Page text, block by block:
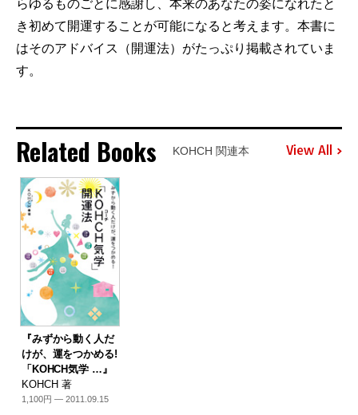
らゆるものごとに感謝し、本来のあなたの姿になれたと
き初めて開運することが可能になると考えます。本書に
はそのアドバイス（開運法）がたっぷり掲載されていま
す。
Related Books KOHCH 関連本 View All
『みずから動く人だ
けが、運をつかめる!
「KOHCH気学 …』
KOHCH 著
1,100円 — 2011.09.15